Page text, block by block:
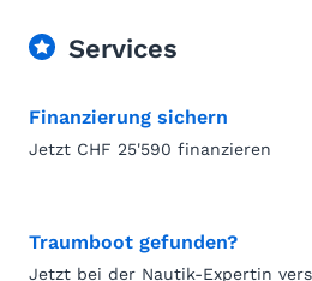
Services
Finanzierung sichern
Jetzt CHF 25'590 finanzieren
Traumboot gefunden?
Jetzt bei der Nautik-Expertin